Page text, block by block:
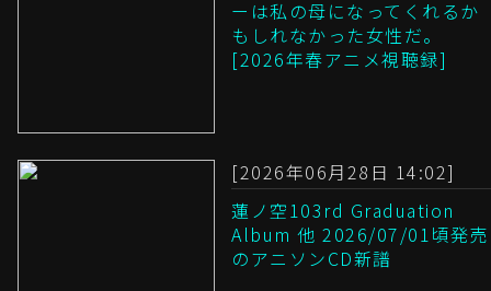
ーは私の母になってくれるか
もしれなかった女性だ。
[2026年春アニメ視聴録]
[2026年06月28日 14:02]
蓮ノ空103rd Graduation
Album 他 2026/07/01頃発売
のアニソンCD新譜